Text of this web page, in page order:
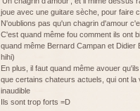
joue avec une guitare sèche, pour faire
N'oublions pas qu'un chagrin d'amour
C'est quand même fou comment ils ont
quand même Bernard Campan et
hihi)
En plus, il faut quand même avouer
que certains chateurs actuels, qui ont
inaudible
Ils sont trop forts =D